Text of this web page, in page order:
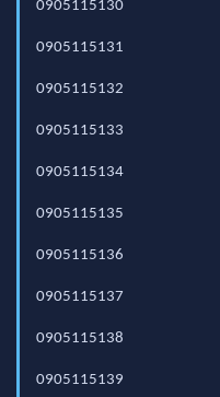
0905115130
0905115131
0905115132
0905115133
0905115134
0905115135
0905115136
0905115137
0905115138
0905115139